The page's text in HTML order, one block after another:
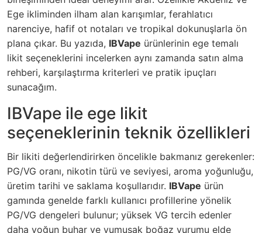
Ege ikliminden ilham alan karışımlar, ferahlatıcı
narenciye, hafif ot notaları ve tropikal dokunuşlarla ön
plana çıkar. Bu yazıda, IBVape ürünlerinin ege temalı
likit seçeneklerini incelerken aynı zamanda satın alma
rehberi, karşılaştırma kriterleri ve pratik ipuçları
sunacağım.
IBVape ile ege likit
seçeneklerinin teknik özellikleri
Bir likiti değerlendirirken öncelikle bakmanız gerekenler:
PG/VG oranı, nikotin türü ve seviyesi, aroma yoğunluğu,
üretim tarihi ve saklama koşullarıdır. IBVape ürün
gamında genelde farklı kullanıcı profillerine yönelik
PG/VG dengeleri bulunur; yüksek VG tercih edenler
daha yoğun buhar ve yumuşak boğaz vurumu elde